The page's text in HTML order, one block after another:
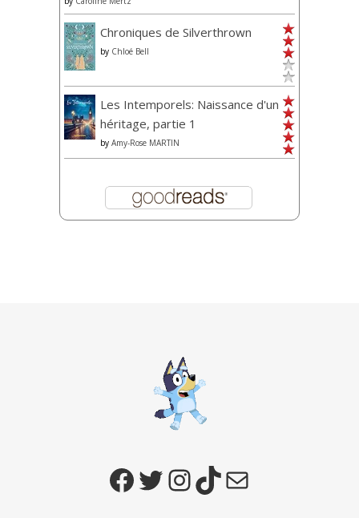
Chroniques de Silverthrown
by Chloé Bell
Les Intemporels: Naissance d'un
héritage, partie 1
by Amy-Rose MARTIN
Facebook
TwitterInstagram
TikTokE-mail